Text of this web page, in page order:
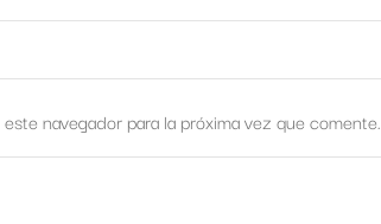
navegador para la próxima vez que comente.